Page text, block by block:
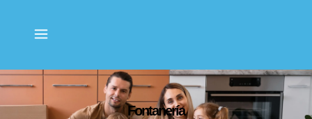
Fontanería